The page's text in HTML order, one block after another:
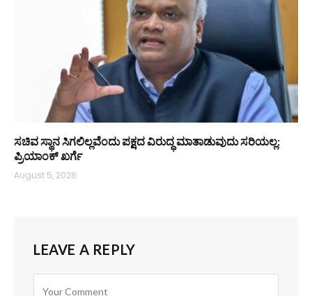
ಸಚಿವ ಸ್ಥಾನ ಸಿಗಲಿಲ್ಲವೆಂದು ಪಕ್ಷದ ವಿರುದ್ಧ ಮಾತಾಡುವುದು ಸರಿಯಲ್ಲ:
ಪ್ರಿಯಾಂಕ್ ಖರ್ಗೆ
August 5, 2026
LEAVE A REPLY